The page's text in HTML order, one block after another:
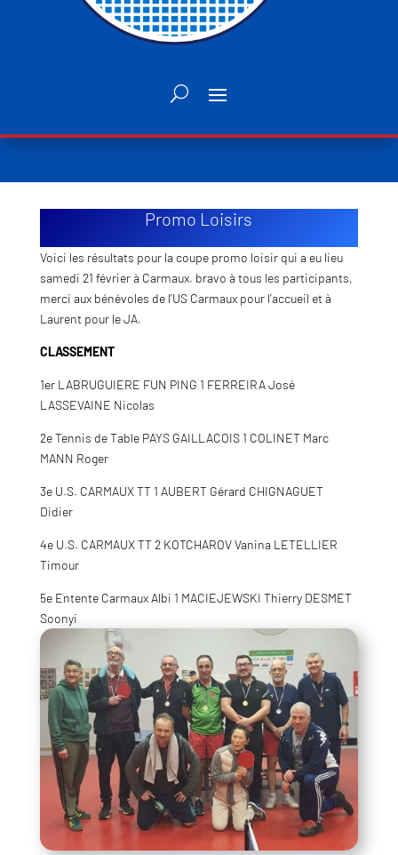
Promo Loisirs
Voici les résultats pour la coupe promo loisir qui a eu lieu
samedi 21 février à Carmaux. bravo à tous les participants,
merci aux bénévoles de l’US Carmaux pour l’accueil et à
Laurent pour le JA.
CLASSEMENT
1er LABRUGUIERE FUN PING 1 FERREIRA José
LASSEVAINE Nicolas
2e Tennis de Table PAYS GAILLACOIS 1 COLINET Marc
MANN Roger
3e U.S. CARMAUX TT 1 AUBERT Gérard CHIGNAGUET
Didier
4e U.S. CARMAUX TT 2 KOTCHAROV Vanina LETELLIER
Timour
5e Entente Carmaux Albi 1 MACIEJEWSKI Thierry DESMET
Soonyi